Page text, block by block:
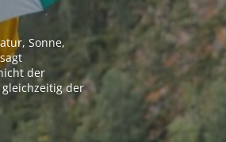
Sonne,
der
der